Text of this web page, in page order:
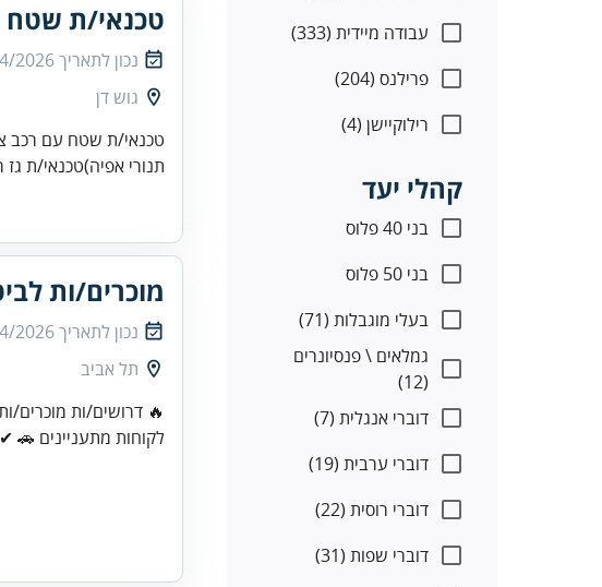
עבודה מיידית (333)
פרילנס (204)
רילוקיישן (4)
קהלי יעד
בני 40 פלוס
בני 50 פלוס
בעלי מוגבלות (71)
גמלאים \ פנסיונרים
(12)
דוברי אנגלית (7)
דוברי ערבית (19)
דוברי רוסית (22)
דוברי שפות (31)
טכנאי/ת שטח
נכון לתאריך2026
גוש דן
טכנאי/ת שטח עם רכב
תנורי אפיה)טכנאי/ת גז רמה 1 אחראי/ת על מתן שירות תיקונים
מוכרים/ות
נכון לתאריך2026
תל אביב
🔥 דרושים/ות מוכרים/
לקוחות מתעניינים